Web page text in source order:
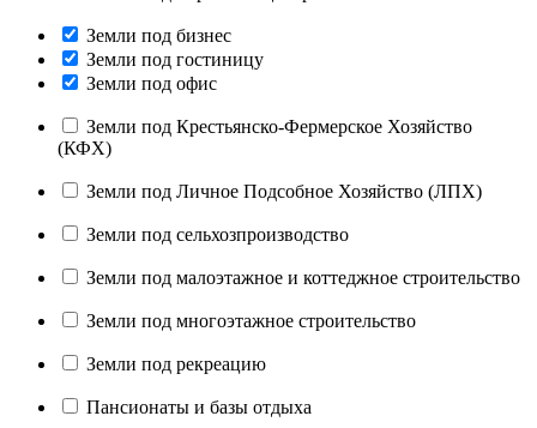
Земли под бизнес
Земли под гостиницу
Земли под офис
Земли под Крестьянско-Фермерское Хозяйство
(КФХ)
Земли под Личное Подсобное Хозяйство (ЛПХ)
Земли под сельхозпроизводство
Земли под малоэтажное и коттеджное строительство
Земли под многоэтажное строительство
Земли под рекреацию
Пансионаты и базы отдыха